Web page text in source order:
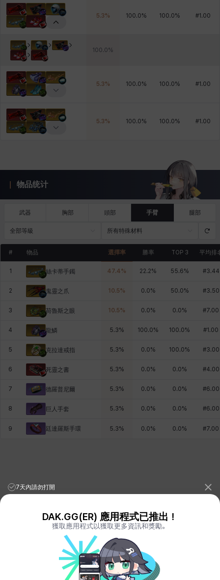
5.3% 100.0% 100.0% #1.00
100.0%
5.3% 100.0% 100.0% #1.00
5.3% 100.0% 100.0% #1.00
物品统计
武器 胸部 頭部 手臂 腿部
全部等級 所有特殊材料
# 物品 選擇率 勝率 TOP 3 平均排
1 絲卡蒂手鐲 47.4% 22.2% 55.6% #3.44
2 鬼靈之爪 10.5% 0.0% 50.0% #3.50
3 荷魯斯之眼 10.5% 0.0% 0.0% #7.00
4 龍鱗 5.3% 100.0% 100.0% #1.00
5 克拉達戒指 5.3% 0.0% 100.0% #3.00
6 死靈之書 5.3% 0.0% 0.0% #4.00
7 德羅普尼爾 5.3% 0.0% 0.0% #6.00
8 巨人手套 5.3% 0.0% 0.0% #6.00
9 廷達羅斯手環 5.3% 0.0% 0.0% #7.00
League of Legends StatsPORO.GG
Teamfight Tactics Stats
LOLCHESS.GG
VALORANT.DAK.GG
PUBG.DAK.GG
Eternal Return StatsER.DAK.GG
Genshin Impact Stats
GENSHIN.DAK.GG
7天內請勿打開
DAK.GG(ER) 應用程式已推出！
獲取應用程式以獲取更多資訊和獎勵。